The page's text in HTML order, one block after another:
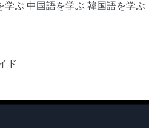
学ぶ 中国語を学ぶ 韓国語を学ぶ
ド